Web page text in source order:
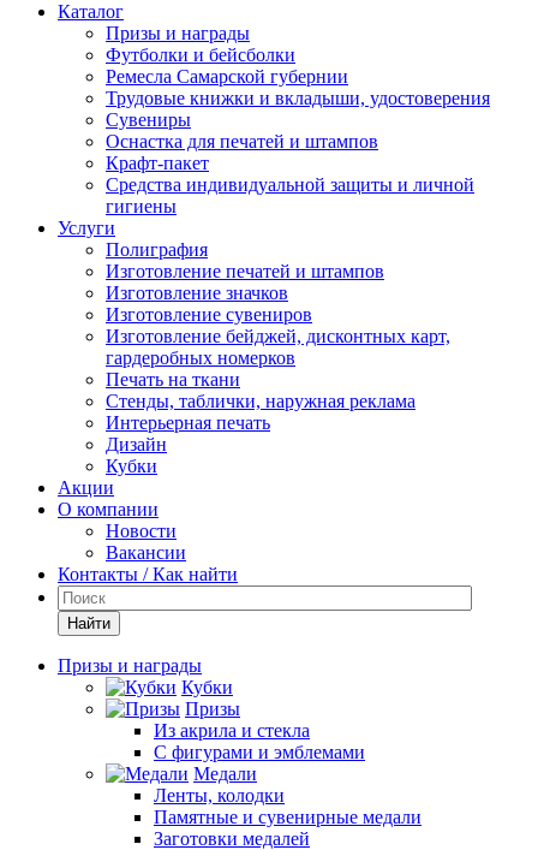
Каталог
Призы и награды
Футболки и бейсболки
Ремесла Самарской губернии
Трудовые книжки и вкладыши, удостоверения
Сувениры
Оснастка для печатей и штампов
Крафт-пакет
Средства индивидуальной защиты и личной
гигиены
Услуги
Полиграфия
Изготовление печатей и штампов
Изготовление значков
Изготовление сувениров
Изготовление бейджей, дисконтных карт,
гардеробных номерков
Печать на ткани
Стенды, таблички, наружная реклама
Интерьерная печать
Дизайн
Кубки
Акции
О компании
Новости
Вакансии
Контакты / Как найти
Найти
Призы и награды
Кубки
Призы
Из акрила и стекла
С фигурами и эмблемами
Медали
Ленты, колодки
Памятные и сувенирные медали
Заготовки медалей